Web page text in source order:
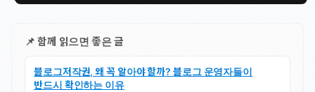
📌 함께 읽으면 좋은 글
블로그저작권, 왜 꼭 알아야 할까? 블로그 운영자들이
반드시 확인하는 이유